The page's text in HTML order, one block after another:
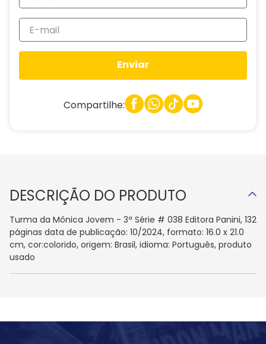
Enviar
Compartilhe:
DESCRIÇÃO DO PRODUTO
Turma da Mônica Jovem - 3ª Série # 038 Editora Panini, 132
páginas data de publicação: 10/2024, formato: 16.0 x 21.0
cm, cor:colorido, origem: Brasil, idioma: Português, produto
usado